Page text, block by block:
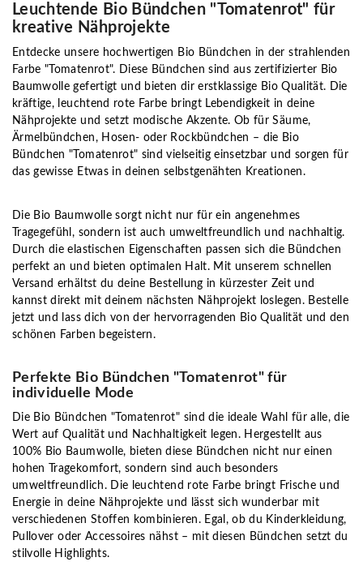
Leuchtende Bio Bündchen "Tomatenrot" für
kreative Nähprojekte
Entdecke unsere hochwertigen Bio Bündchen in der strahlenden
Farbe "Tomatenrot". Diese Bündchen sind aus zertifizierter Bio
Baumwolle gefertigt und bieten dir erstklassige Bio Qualität. Die
kräftige, leuchtend rote Farbe bringt Lebendigkeit in deine
Nähprojekte und setzt modische Akzente. Ob für Säume,
Ärmelbündchen, Hosen- oder Rockbündchen – die Bio
Bündchen "Tomatenrot" sind vielseitig einsetzbar und sorgen für
das gewisse Etwas in deinen selbstgenähten Kreationen.
Die Bio Baumwolle sorgt nicht nur für ein angenehmes
Tragegefühl, sondern ist auch umweltfreundlich und nachhaltig.
Durch die elastischen Eigenschaften passen sich die Bündchen
perfekt an und bieten optimalen Halt. Mit unserem schnellen
Versand erhältst du deine Bestellung in kürzester Zeit und
kannst direkt mit deinem nächsten Nähprojekt loslegen. Bestelle
jetzt und lass dich von der hervorragenden Bio Qualität und den
schönen Farben begeistern.
Perfekte Bio Bündchen "Tomatenrot" für
individuelle Mode
Die Bio Bündchen "Tomatenrot" sind die ideale Wahl für alle, die
Wert auf Qualität und Nachhaltigkeit legen. Hergestellt aus
100% Bio Baumwolle, bieten diese Bündchen nicht nur einen
hohen Tragekomfort, sondern sind auch besonders
umweltfreundlich. Die leuchtend rote Farbe bringt Frische und
Energie in deine Nähprojekte und lässt sich wunderbar mit
verschiedenen Stoffen kombinieren. Egal, ob du Kinderkleidung,
Pullover oder Accessoires nähst – mit diesen Bündchen setzt du
stilvolle Highlights.